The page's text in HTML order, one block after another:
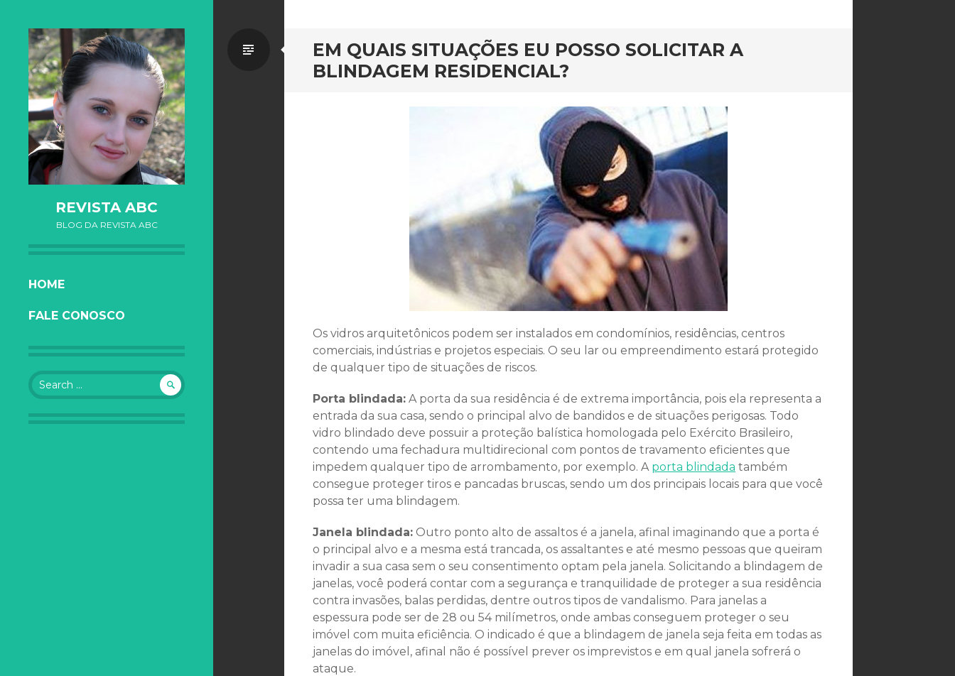
REVISTA ABC
BLOG DA REVISTA ABC
SKIP TO CONTENT
HOME
FALE CONOSCO
Search for:
EM QUAIS SITUAÇÕES EU POSSO SOLICITAR A
BLINDAGEM RESIDENCIAL?
Standard
Os vidros arquitetônicos podem ser instalados em condomínios, residências, centros
comerciais, indústrias e projetos especiais. O seu lar ou empreendimento estará protegido
de qualquer tipo de situações de riscos.
Porta blindada: A porta da sua residência é de extrema importância, pois ela representa a
entrada da sua casa, sendo o principal alvo de bandidos e de situações perigosas. Todo
vidro blindado deve possuir a proteção balística homologada pelo Exército Brasileiro,
contendo uma fechadura multidirecional com pontos de travamento eficientes que
impedem qualquer tipo de arrombamento, por exemplo. A porta blindada também
consegue proteger tiros e pancadas bruscas, sendo um dos principais locais para que você
possa ter uma blindagem.
Janela blindada: Outro ponto alto de assaltos é a janela, afinal imaginando que a porta é
o principal alvo e a mesma está trancada, os assaltantes e até mesmo pessoas que queiram
invadir a sua casa sem o seu consentimento optam pela janela. Solicitando a blindagem de
janelas, você poderá contar com a segurança e tranquilidade de proteger a sua residência
contra invasões, balas perdidas, dentre outros tipos de vandalismo. Para janelas a
espessura pode ser de 28 ou 54 milímetros, onde ambas conseguem proteger o seu
imóvel com muita eficiência. O indicado é que a blindagem de janela seja feita em todas as
janelas do imóvel, afinal não é possível prever os imprevistos e em qual janela sofrerá o
ataque.